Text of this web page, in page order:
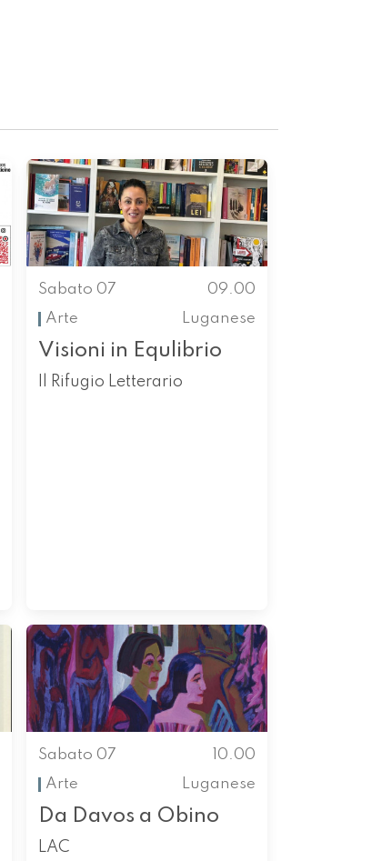
Sabato 07
09.00
Arte
Luganese
Visioni in Equlibrio
Il Rifugio Letterario
Sabato 07
10.00
Arte
Luganese
Da Davos a Obino
LAC